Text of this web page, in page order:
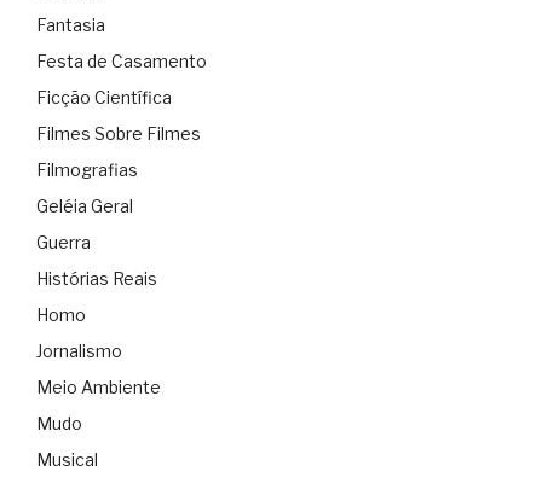
Fantasia
Festa de Casamento
Ficção Científica
Filmes Sobre Filmes
Filmografias
Geléia Geral
Guerra
Histórias Reais
Homo
Jornalismo
Meio Ambiente
Mudo
Musical